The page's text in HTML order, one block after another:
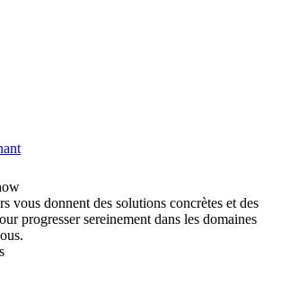
vous donnent des solutions concrètes et des
progresser sereinement dans les domaines